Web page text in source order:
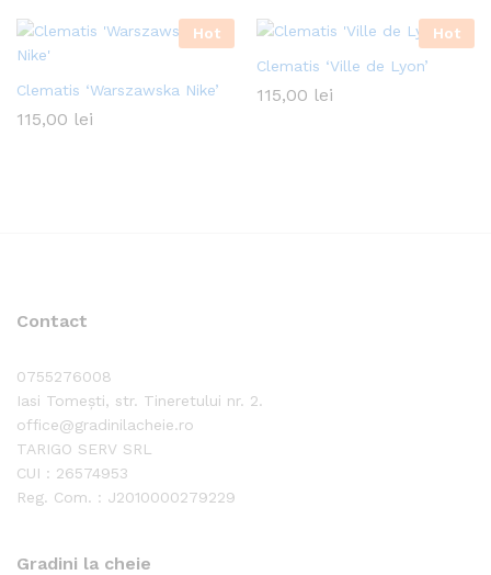
Hot
Clematis ‘Warszawska Nike’
115,00 lei
Hot
Clematis ‘Ville de Lyon’
115,00 lei
Contact
0755276008
Iasi Tomești, str. Tineretului nr. 2.
office@gradinilacheie.ro
TARIGO SERV SRL
CUI : 26574953
Reg. Com. : J2010000279229
Gradini la cheie